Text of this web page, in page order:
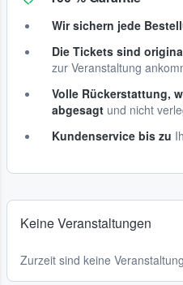
Wir sichern jede
Die Tickets sind
zur Veranstaltung
Volle Rückerstattung,
abgesagt und nicht
Kundenservice bis zu
Keine Veranstaltungen
Zurzeit sind keine